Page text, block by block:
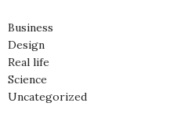
Business
Design
Real life
Science
Uncategorized